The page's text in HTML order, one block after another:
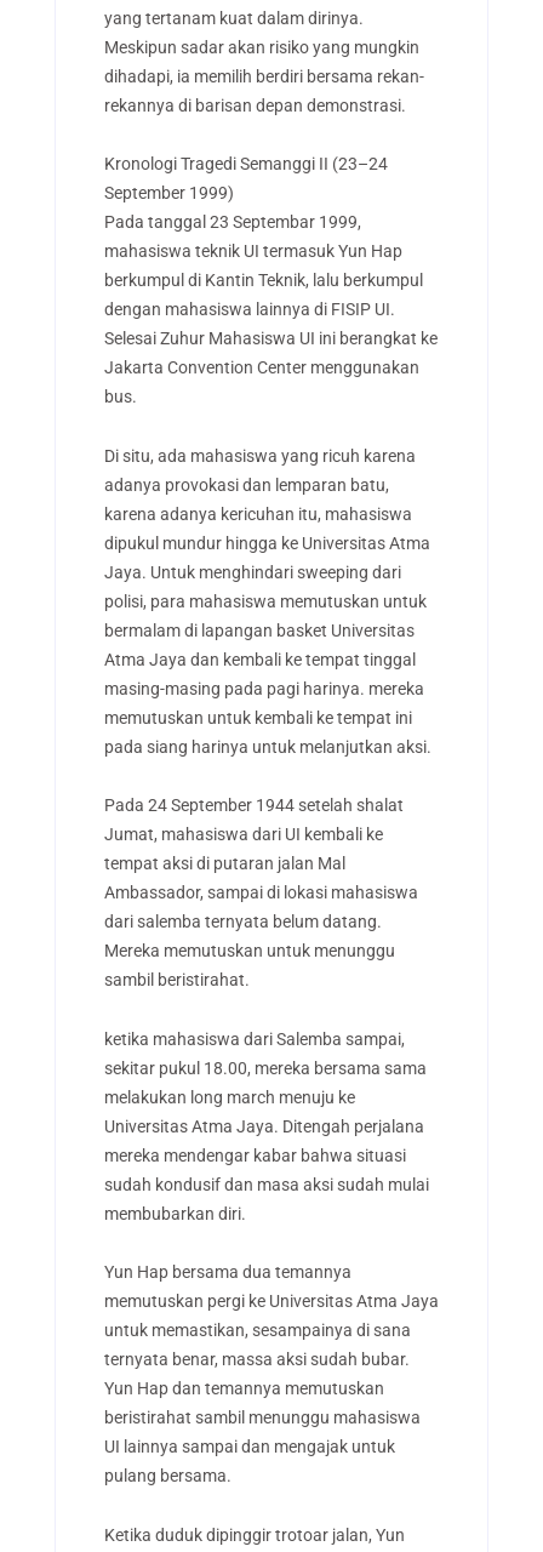
yang tertanam kuat dalam dirinya.
Meskipun sadar akan risiko yang mungkin
dihadapi, ia memilih berdiri bersama rekan-
rekannya di barisan depan demonstrasi.
Kronologi Tragedi Semanggi II (23–24
September 1999)
Pada tanggal 23 Septembar 1999,
mahasiswa teknik UI termasuk Yun Hap
berkumpul di Kantin Teknik, lalu berkumpul
dengan mahasiswa lainnya di FISIP UI.
Selesai Zuhur Mahasiswa UI ini berangkat ke
Jakarta Convention Center menggunakan
bus.
Di situ, ada mahasiswa yang ricuh karena
adanya provokasi dan lemparan batu,
karena adanya kericuhan itu, mahasiswa
dipukul mundur hingga ke Universitas Atma
Jaya. Untuk menghindari sweeping dari
polisi, para mahasiswa memutuskan untuk
bermalam di lapangan basket Universitas
Atma Jaya dan kembali ke tempat tinggal
masing-masing pada pagi harinya. mereka
memutuskan untuk kembali ke tempat ini
pada siang harinya untuk melanjutkan aksi.
Pada 24 September 1944 setelah shalat
Jumat, mahasiswa dari UI kembali ke
tempat aksi di putaran jalan Mal
Ambassador, sampai di lokasi mahasiswa
dari salemba ternyata belum datang.
Mereka memutuskan untuk menunggu
sambil beristirahat.
ketika mahasiswa dari Salemba sampai,
sekitar pukul 18.00, mereka bersama sama
melakukan long march menuju ke
Universitas Atma Jaya. Ditengah perjalana
mereka mendengar kabar bahwa situasi
sudah kondusif dan masa aksi sudah mulai
membubarkan diri.
Yun Hap bersama dua temannya
memutuskan pergi ke Universitas Atma Jaya
untuk memastikan, sesampainya di sana
ternyata benar, massa aksi sudah bubar.
Yun Hap dan temannya memutuskan
beristirahat sambil menunggu mahasiswa
UI lainnya sampai dan mengajak untuk
pulang bersama.
Ketika duduk dipinggir trotoar jalan, Yun